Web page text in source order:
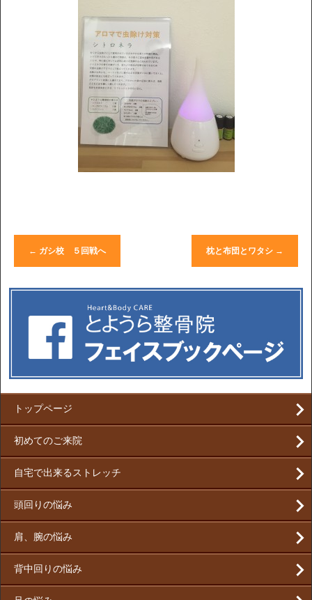
← ガシ校 ５回戦へ 枕と布団とワタシ →
トップページ
初めてのご来院
自宅で出来るストレッチ
頭回りの悩み
肩、腕の悩み
背中回りの悩み